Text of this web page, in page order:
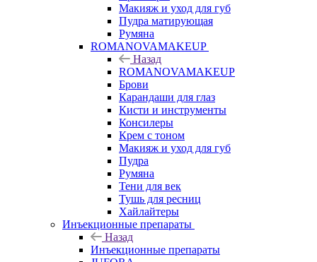
Макияж и уход для губ
Пудра матирующая
Румяна
ROMANOVAMAKEUP
Назад
ROMANOVAMAKEUP
Брови
Карандаши для глаз
Кисти и инструменты
Консилеры
Крем с тоном
Макияж и уход для губ
Пудра
Румяна
Тени для век
Тушь для ресниц
Хайлайтеры
Инъекционные препараты
Назад
Инъекционные препараты